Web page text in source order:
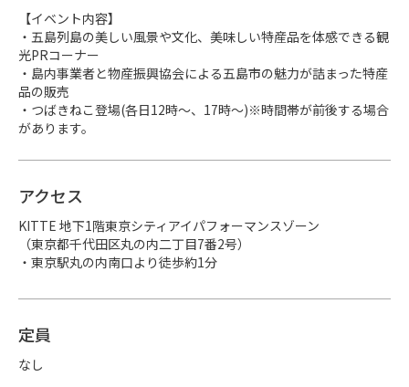
【イベント内容】
・五島列島の美しい風景や文化、美味しい特産品を体感できる観
光PRコーナー
・島内事業者と物産振興協会による五島市の魅力が詰まった特産
品の販売
・つばきねこ登場(各日12時～、17時～)※時間帯が前後する場合
があります。
アクセス
KITTE 地下1階東京シティアイパフォーマンスゾーン
（東京都千代田区丸の内二丁目7番2号）
・東京駅丸の内南口より徒歩約1分
定員
なし